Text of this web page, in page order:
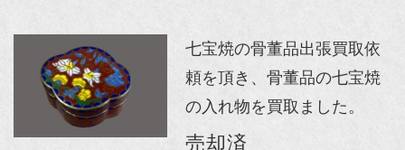
七宝焼の骨董品出張買取依
頼を頂き、骨董品の七宝焼
の入れ物を買取ました。
売却済